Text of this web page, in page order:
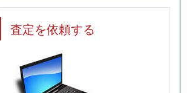
査定を依頼する